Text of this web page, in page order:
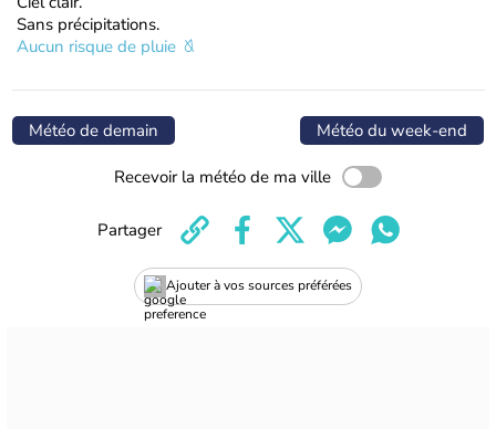
Sans précipitations.
Aucun risque de pluie
Météo de demain Météo du week-end
Recevoir la météo de ma ville
Ajouter à vos sources préférées
Partager